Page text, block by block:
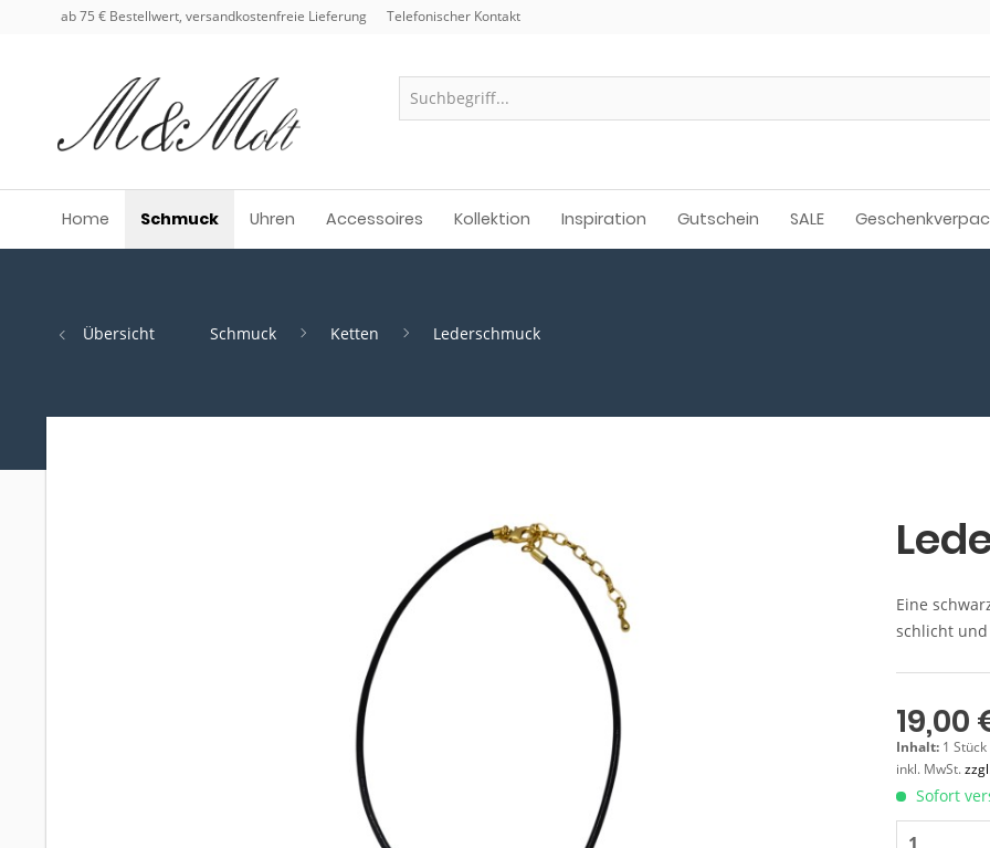
ab 75 € Bestellwert, versandkostenfreie Lieferung Telefonischer Kontakt
Home Schmuck Uhren Accessoires Kollektion Inspiration Gutschein SALE
Übersicht Schmuck Ketten Lederschmuck
Eine
schlicht
19,00
Inhalt: 1 Stück
inkl. MwSt.
Sofort